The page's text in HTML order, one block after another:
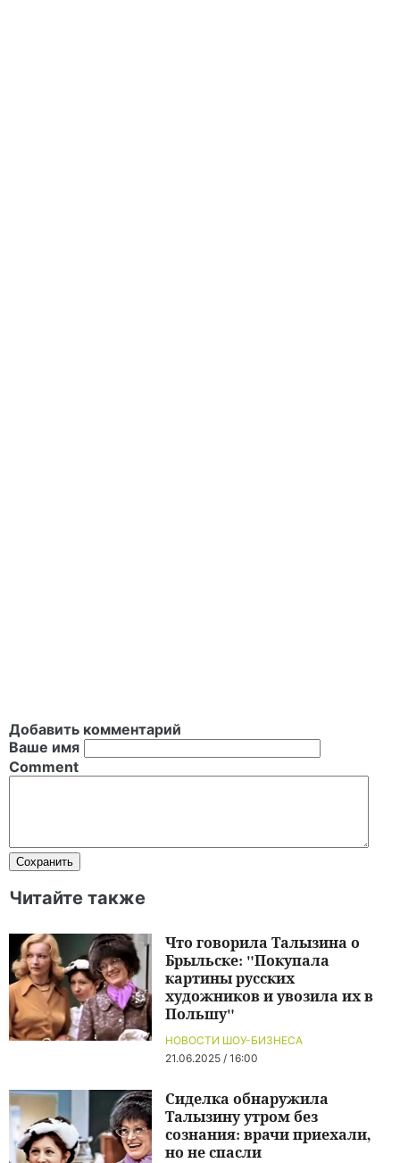
Добавить комментарий
Ваше имя
Comment
Читайте также
НОВОСТИ ШОУ-БИЗНЕСА
21.06.2025 / 16:00
Что говорила Талызина о
Брыльске: "Покупала
картины русских
художников и увозила их в
Польшу"
Сиделка обнаружила
Талызину утром без
сознания: врачи приехали,
но не спасли